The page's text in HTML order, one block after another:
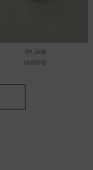
SH_109
36,000원